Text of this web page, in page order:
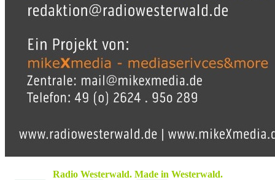
Radio Westerwald. Made in Westerwald.